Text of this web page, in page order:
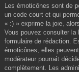
Les émoticônes sont de
un code court et qui
« :) » exprime la joie,
Vous pouvez consulter
formulaire de rédaction.
émoticônes, elles
modérateur pourrait
complètement. Les